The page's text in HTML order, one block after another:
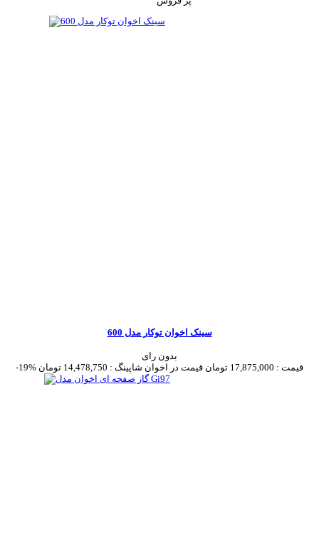
سینک اخوان توکار مدل 600
بدون رای
-19%
قیمت : 17,875,000 تومان قیمت در اخوان شاپینگ : 14,478,750 تومان